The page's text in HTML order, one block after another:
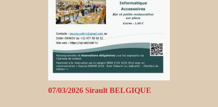
07/03/2026 Sirault BELGIQUE